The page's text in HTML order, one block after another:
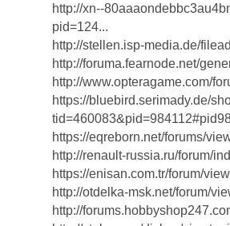
http://xn--
pid=124...
http://stellen.isp-media.de/
http://foruma.fearnode.net/
http://www.opteragame.com/
https://bluebird.serimady.de/
https://eqreborn.net/forums/
http://renault-russia.ru/forum/
https://enisan.com.tr/forum/
http://otdelka-msk.net/forum/
http://